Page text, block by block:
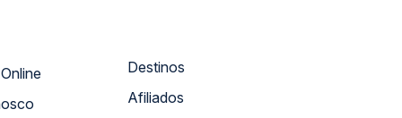
Atendimento Online
Destinos
Afiliados